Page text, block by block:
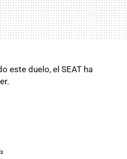
este duelo, el SEAT ha